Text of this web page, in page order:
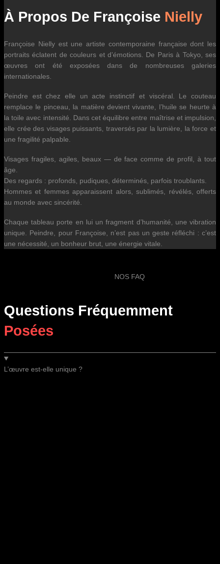
À Propos De Françoise Nielly
Françoise Nielly est une artiste contemporaine française dont les
portraits éclatent de couleurs et d’émotions. De Paris à Tokyo, ses
œuvres ont été exposées dans de nombreuses galeries
internationales.
Peindre est chez elle un acte instinctif et viscéral. Le couteau
remplace le pinceau, la matière devient vivante, l’huile se heurte à
la toile avec intensité. Dans cet équilibre entre maîtrise et impulsion,
elle crée des visages puissants, traversés par la lumière, la force et
une fragilité palpable.
Visages fragiles, agiles, beaux — de face comme de profil, à tout
âge.
Des regards : profonds, pudiques, déterminés, parfois troublants.
Hommes et femmes apparaissent alors, sublimés, révélés, offerts
au monde avec sincérité.
Chaque tableau porte en lui un fragment d’humanité, une vibration
unique. Peindre, pour Françoise, n’est pas un geste réfléchi : c’est
une nécessité, un bonheur brut, une énergie vitale.
NOS FAQ
Questions Fréquemment
Posées
L’œuvre est-elle unique ?